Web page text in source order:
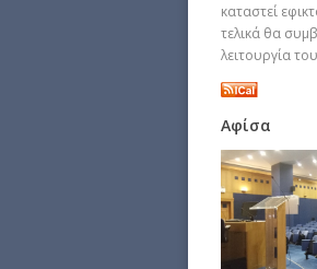
καταστεί
τελικά θα
λειτουργία
Αφίσα